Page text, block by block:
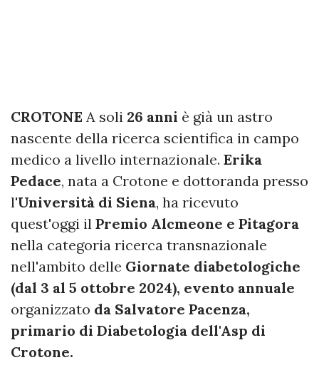
CROTONE A soli 26 anni è già un astro
nascente della ricerca scientifica in campo
medico a livello internazionale. Erika
Pedace, nata a Crotone e dottoranda presso
l'Università di Siena, ha ricevuto
quest'oggi il Premio Alcmeone e Pitagora
nella categoria ricerca transnazionale
nell'ambito delle Giornate diabetologiche
(dal 3 al 5 ottobre 2024), evento annuale
organizzato da Salvatore Pacenza,
primario di Diabetologia dell'Asp di
Crotone.